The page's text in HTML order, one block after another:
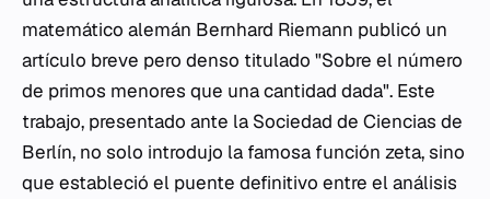
matemático alemán Bernhard Riemann publicó un
artículo breve pero denso titulado "Sobre el número
de primos menores que una cantidad dada". Este
trabajo, presentado ante la Sociedad de Ciencias de
Berlín, no solo introdujo la famosa función zeta, sino
que estableció el puente definitivo entre el análisis